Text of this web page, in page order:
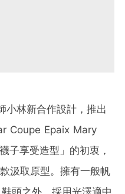
小林新合作設計，推出
Coupe Epaix Mary
子享受造型」的初衷，
汲取原型。擁有一般帆
頭之外，採用光澤適中